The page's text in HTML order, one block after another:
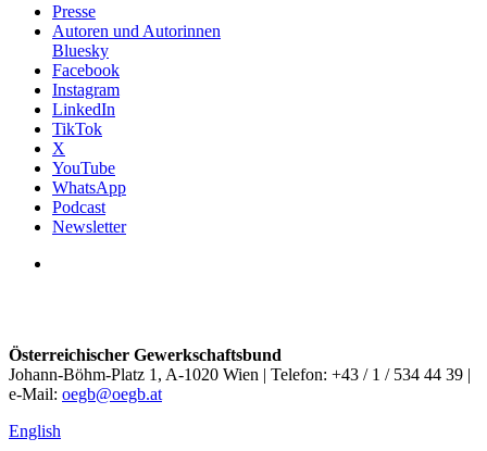
Presse
Autoren und Autorinnen
Bluesky
Facebook
Instagram
LinkedIn
TikTok
X
YouTube
WhatsApp
Podcast
Newsletter
Österreichischer Gewerkschaftsbund
Johann-Böhm-Platz 1, A-1020 Wien | Telefon: +43 / 1 / 534 44 39 |
e-Mail: oegb@oegb.at
English